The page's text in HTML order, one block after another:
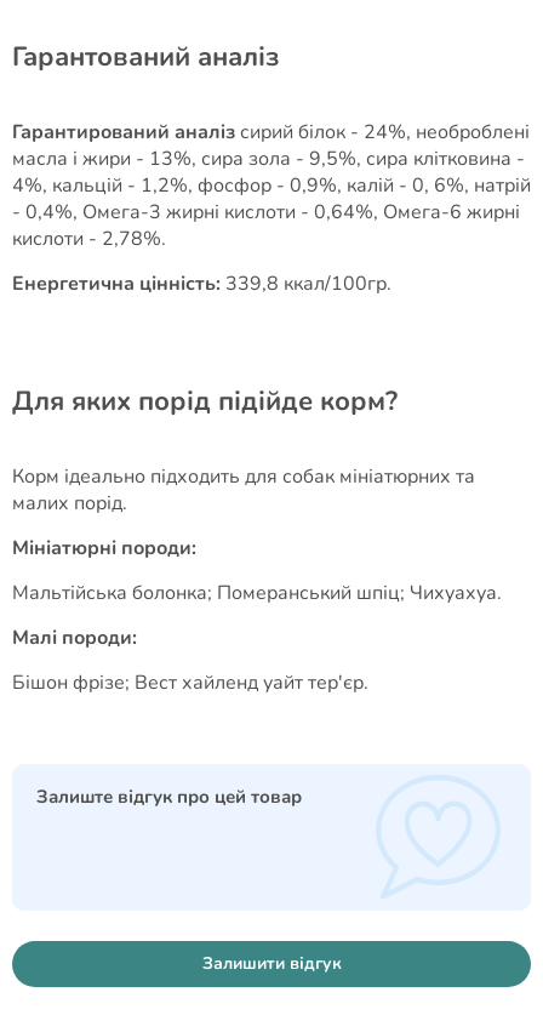
Гарантований аналіз
Гарантирований аналiзсирий білок - 24%, необроблені
масла і жири - 13%, сира зола - 9,5%, сира клітковина -
4%, кальцій - 1,2%, фосфор - 0,9%, калій - 0, 6%, натрій
- 0,4%, Омега-3 жирні кислоти - 0,64%, Омега-6 жирні
кислоти - 2,78%.
Енергетична цінність: 339,8 ккал/100гр.
Для яких порід підійде корм?
Корм ідеально підходить для собак мініатюрних та
малих порід.
Мініатюрні породи:
Мальтійська болонка; Померанський шпіц; Чихуахуа.
Малі породи:
Бішон фрізе; Вест хайленд уайт тер'єр.
Залиште відгук про цей товар
Залишити відгук